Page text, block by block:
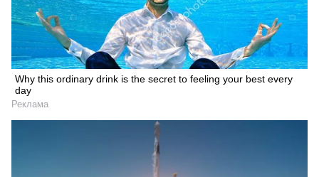
Why this ordinary drink is the secret to feeling your best every
day
Реклама